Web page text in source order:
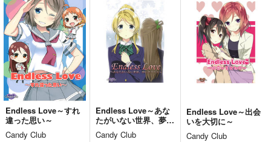
Candy Club
専売 440円（税込）
ラブライブ！サンシャイン!!
国木田花丸×黒澤ルビィ
サンプル
カート
Candy Club
990円（税込）
ラブライブ！ 東條希
サンプル
ラショー～
Candy Club
専売 550円（税込）
ラブライブ！
園田海未
絢瀬亜里沙
サンプル
Endless Love～すれ
違った思い～
Candy Club
Endless Love～あな
たがいない世界、夢の
ポラリス～
Candy Club
Endless Love～出会
いを大切に～
Candy Club